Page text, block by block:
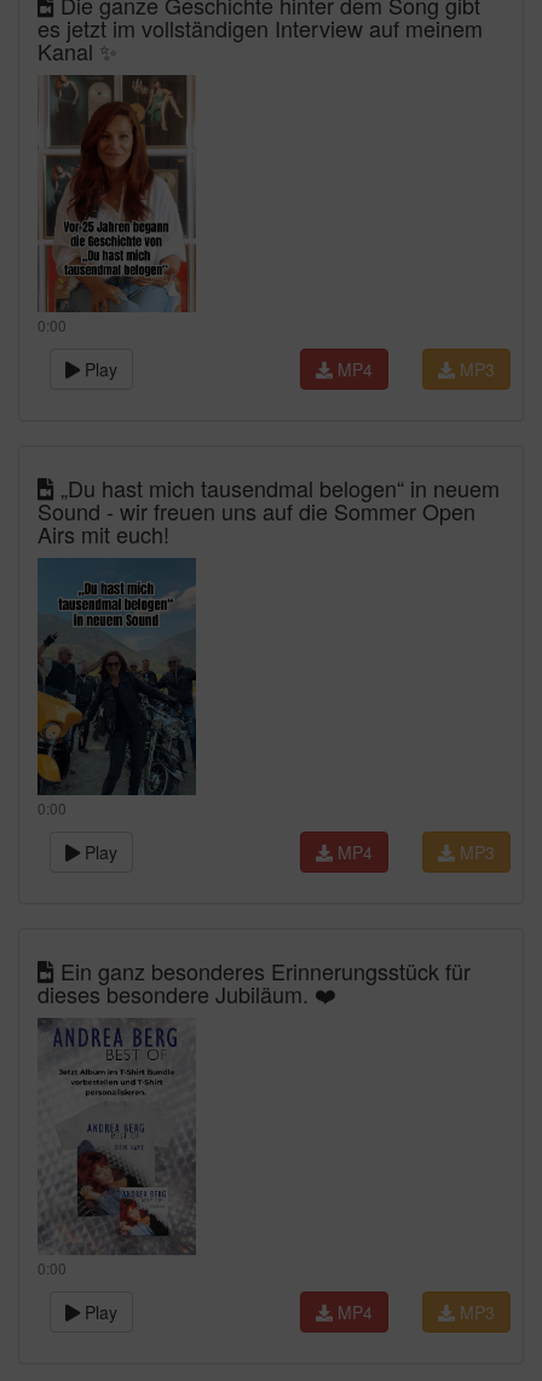
es jetzt im vollständigen Interview auf meinem
Kanal ✨
0:00
Play MP3
MP4
„Du hast mich tausendmal belogen“ in neuem
Sound - wir freuen uns auf die Sommer Open
Airs mit euch!
0:00
Play MP3
MP4
Ein ganz besonderes Erinnerungsstück für
dieses besondere Jubiläum. ❤️
0:00
Play MP3
MP4